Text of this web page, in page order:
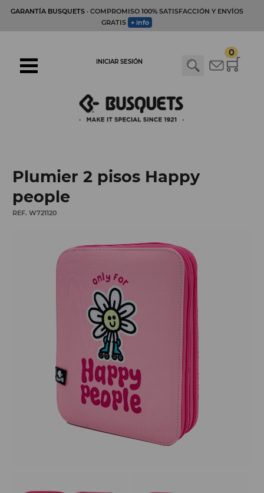
GARANTÍA BUSQUETS· COMPROMISO 100% SATISFACCIÓN Y ENVÍOS
GRATIS + info
0
INICIAR SESIÓN
Plumier 2 pisos Happy
people
REF. W721120